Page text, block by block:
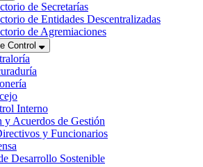
de Secretarías
de Entidades Descentralizadas
de Agremiaciones
Control
Interno
y Acuerdos de Gestión
y Funcionarios
Desarrollo Sostenible